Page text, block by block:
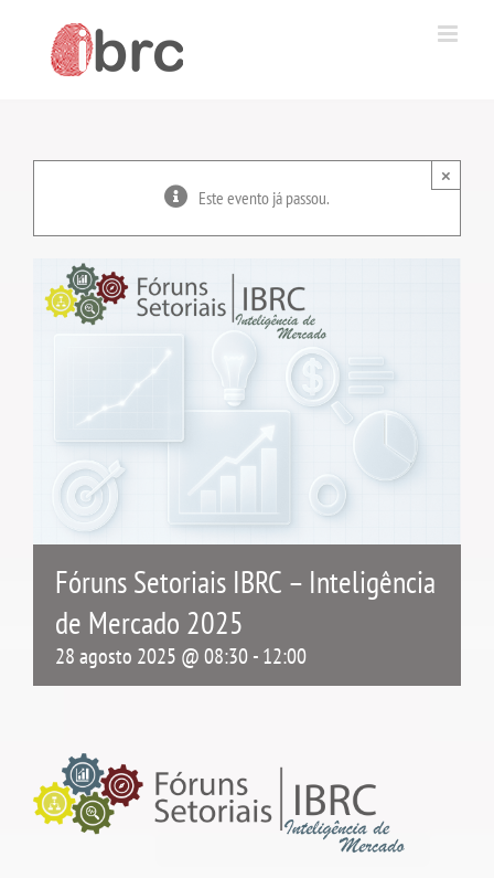
conteúdo
Este evento já passou.
×
Fóruns Setoriais IBRC – Inteligência
de Mercado 2025
28 agosto 2025 @ 08:30-12:00